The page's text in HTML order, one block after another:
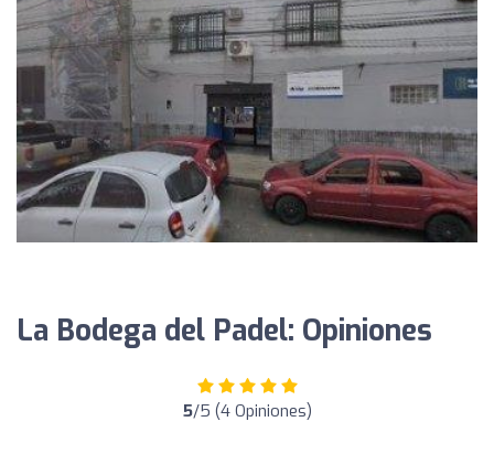
La Bodega del Padel: Opiniones
5/5 (4 Opiniones)